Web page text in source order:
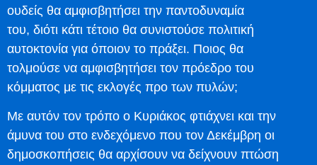
ουδείς θα αμφισβητήσει την παντοδυναμία
του, διότι κάτι τέτοιο θα συνιστούσε πολιτική
αυτοκτονία για όποιον το πράξει. Ποιος θα
τολμούσε να αμφισβητήσει τον πρόεδρο του
κόμματος με τις εκλογές προ των πυλών;
Με αυτόν τον τρόπο ο Κυριάκος φτιάχνει και την
άμυνα του στο ενδεχόμενο που τον Δεκέμβρη οι
δημοσκοπήσεις θα αρχίσουν να δείχνουν πτώση